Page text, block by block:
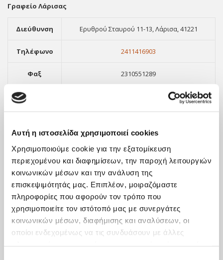
Αυτή η ιστοσελίδα χρησιμοποιεί cookies
Χρησιμοποιούμε cookie για την εξατομίκευση
περιεχομένου και διαφημίσεων, την παροχή λειτουργιών
κοινωνικών μέσων και την ανάλυση της
επισκεψιμότητάς μας. Επιπλέον, μοιραζόμαστε
πληροφορίες που αφορούν τον τρόπο που
χρησιμοποιείτε τον ιστότοπό μας με συνεργάτες
κοινωνικών μέσων, διαφήμισης και αναλύσεων, οι
οποίοι ενδεχομένως να τις συνδυάσουν με άλλες
Γραφείο Λάρισας
Διεύθυνση Ερυθρού Σταυρού 11-13, Λάρισα, 41221
Τηλέφωνο 2411416903
Φαξ 2310551289
Email info@orthologismos.gr
ΝΕΑ
Οικονομική Επικαιρότητα